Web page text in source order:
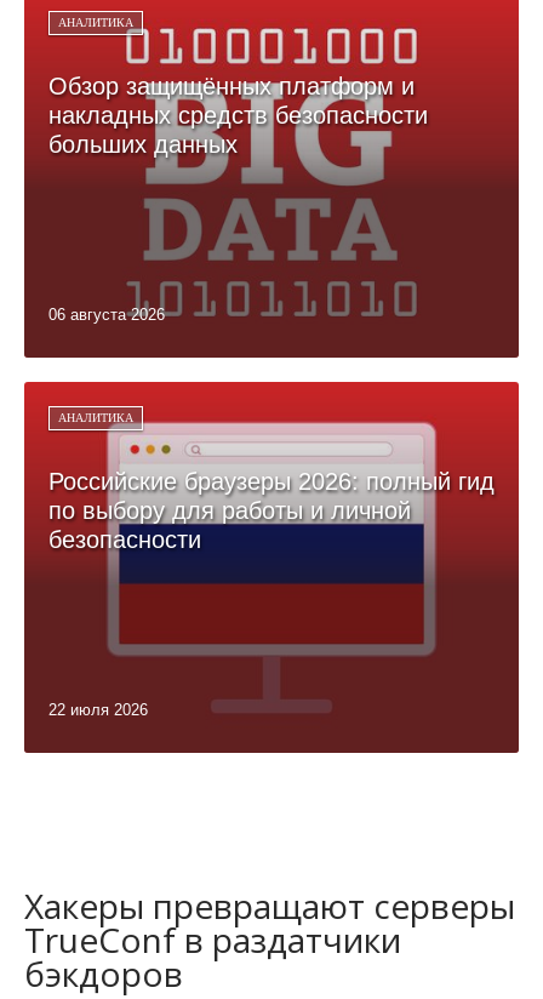
АНАЛИТИКА
Обзор защищённых платформ и
накладных средств безопасности
больших данных
06 августа 2026
АНАЛИТИКА
Российские браузеры 2026: полный гид
по выбору для работы и личной
безопасности
22 июля 2026
Хакеры превращают серверы
TrueConf в раздатчики
бэкдоров